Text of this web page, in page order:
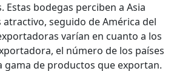
Estas bodegas perciben a Asia
seguido de América del
varían en cuanto a los
el número de los países
gama de productos que exportan.